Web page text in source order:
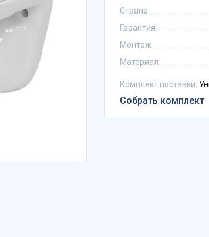
Страна
Гарантия
Монтаж
Материал
Комплект поставки:
Собрать комплект